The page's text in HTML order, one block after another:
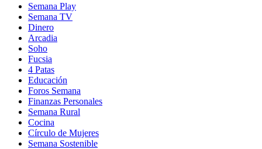
Semana Play
Semana TV
Dinero
Arcadia
Soho
in
new
window
Fucsia
in
new
window
4 Patas
Educación
Foros Semana
Finanzas Personales
Semana Rural
Cocina
Círculo de Mujeres
Semana Sostenible